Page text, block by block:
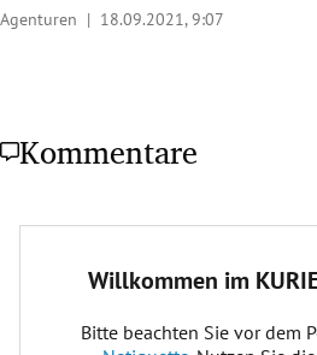
Agenturen | 18.09.2021, 9:07
Kommentare